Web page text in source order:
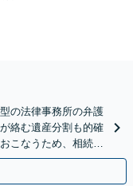
の法律事務所の弁護
絡む遺産分割も的確
こなうため、相続問